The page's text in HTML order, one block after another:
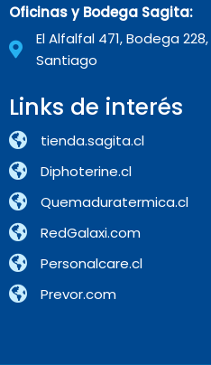
Oficinas y Bodega Sagita:
El Alfalfal 471, Bodega
Santiago
Links de interés
tienda.sagita.cl
Diphoterine.cl
Quemaduratermica.cl
RedGalaxi.com
Personalcare.cl
Prevor.com